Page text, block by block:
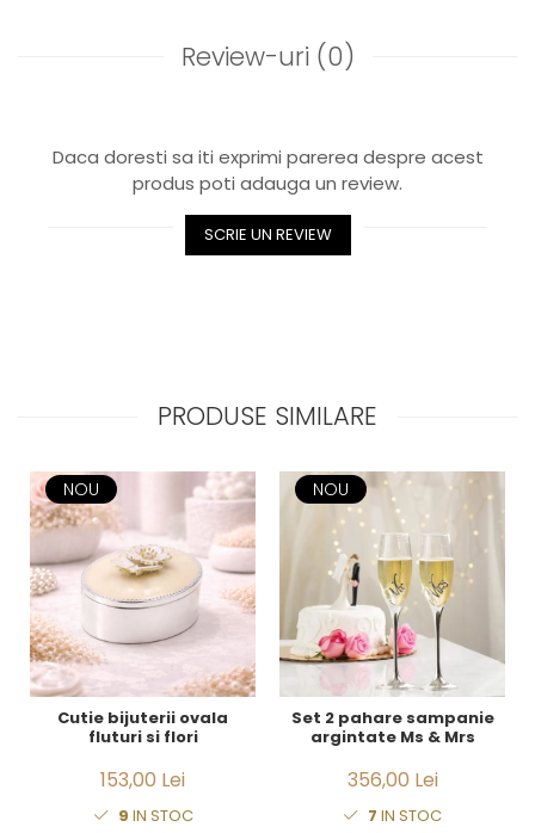
Review-uri (0)
Daca doresti sa iti exprimi parerea despre acest
produs poti adauga un review.
SCRIE UN REVIEW
PRODUSE SIMILARE
NOU
Cutie bijuterii ovala
fluturi si flori
153,00 Lei
9 IN STOC
NOU
Set 2 pahare sampanie
argintate Ms & Mrs
356,00 Lei
7 IN STOC